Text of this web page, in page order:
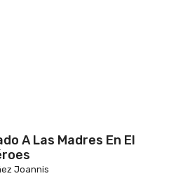
A Las Madres En El
Joannis